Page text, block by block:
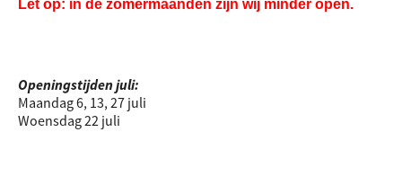
Let op: in de zomermaanden zijn wij minder open.
Openingstijden juli:
Maandag 6, 13, 27 juli
Woensdag 22 juli